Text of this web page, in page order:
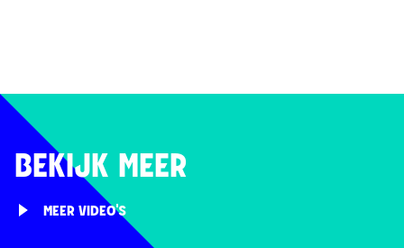
BEKIJK MEER
MEER VIDEO'S